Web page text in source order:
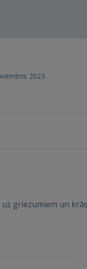
2023
griezumiem un